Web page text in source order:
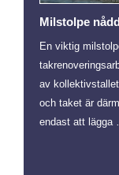
Milstolpe
En viktig
av
och taket är
endast att lägga